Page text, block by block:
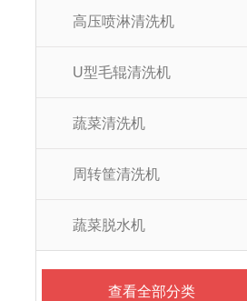
高压喷淋清洗机
U型毛辊清洗机
蔬菜清洗机
周转筐清洗机
蔬菜脱水机
查看全部分类